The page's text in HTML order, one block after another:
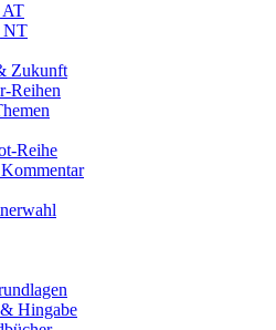
AT
NT
Zukunft
Reihen
Reihe
Hingabe